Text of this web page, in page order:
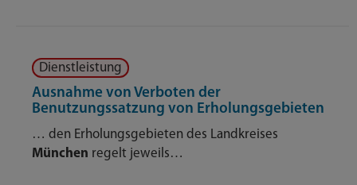
Dienstleistung
Ausnahme von Verboten der
Benutzungssatzung von Erholungsgebieten
… den Erholungsgebieten des Landkreises
München regelt jeweils…